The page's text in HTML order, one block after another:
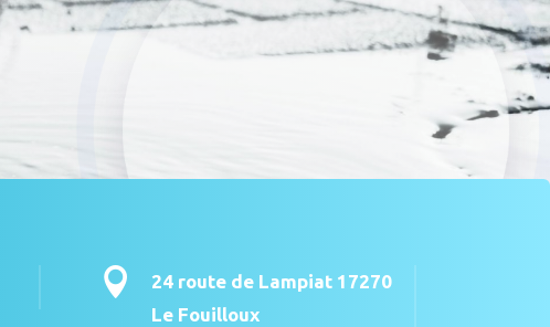

24 route de Lampiat 17270
Le Fouilloux